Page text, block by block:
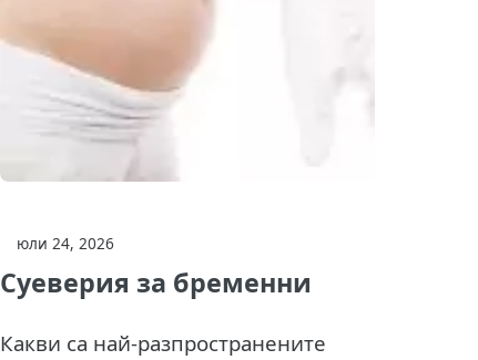
юли 24, 2026
Суеверия за бременни
Какви са най-разпространените